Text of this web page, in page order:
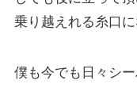
乗り越えれる糸口に
僕も今でも日々シ